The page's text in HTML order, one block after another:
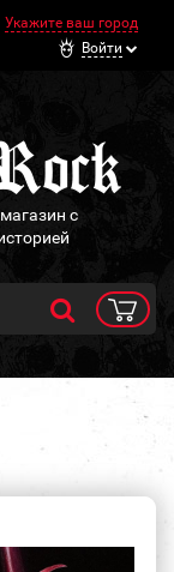
Укажите ваш город
Войти
с